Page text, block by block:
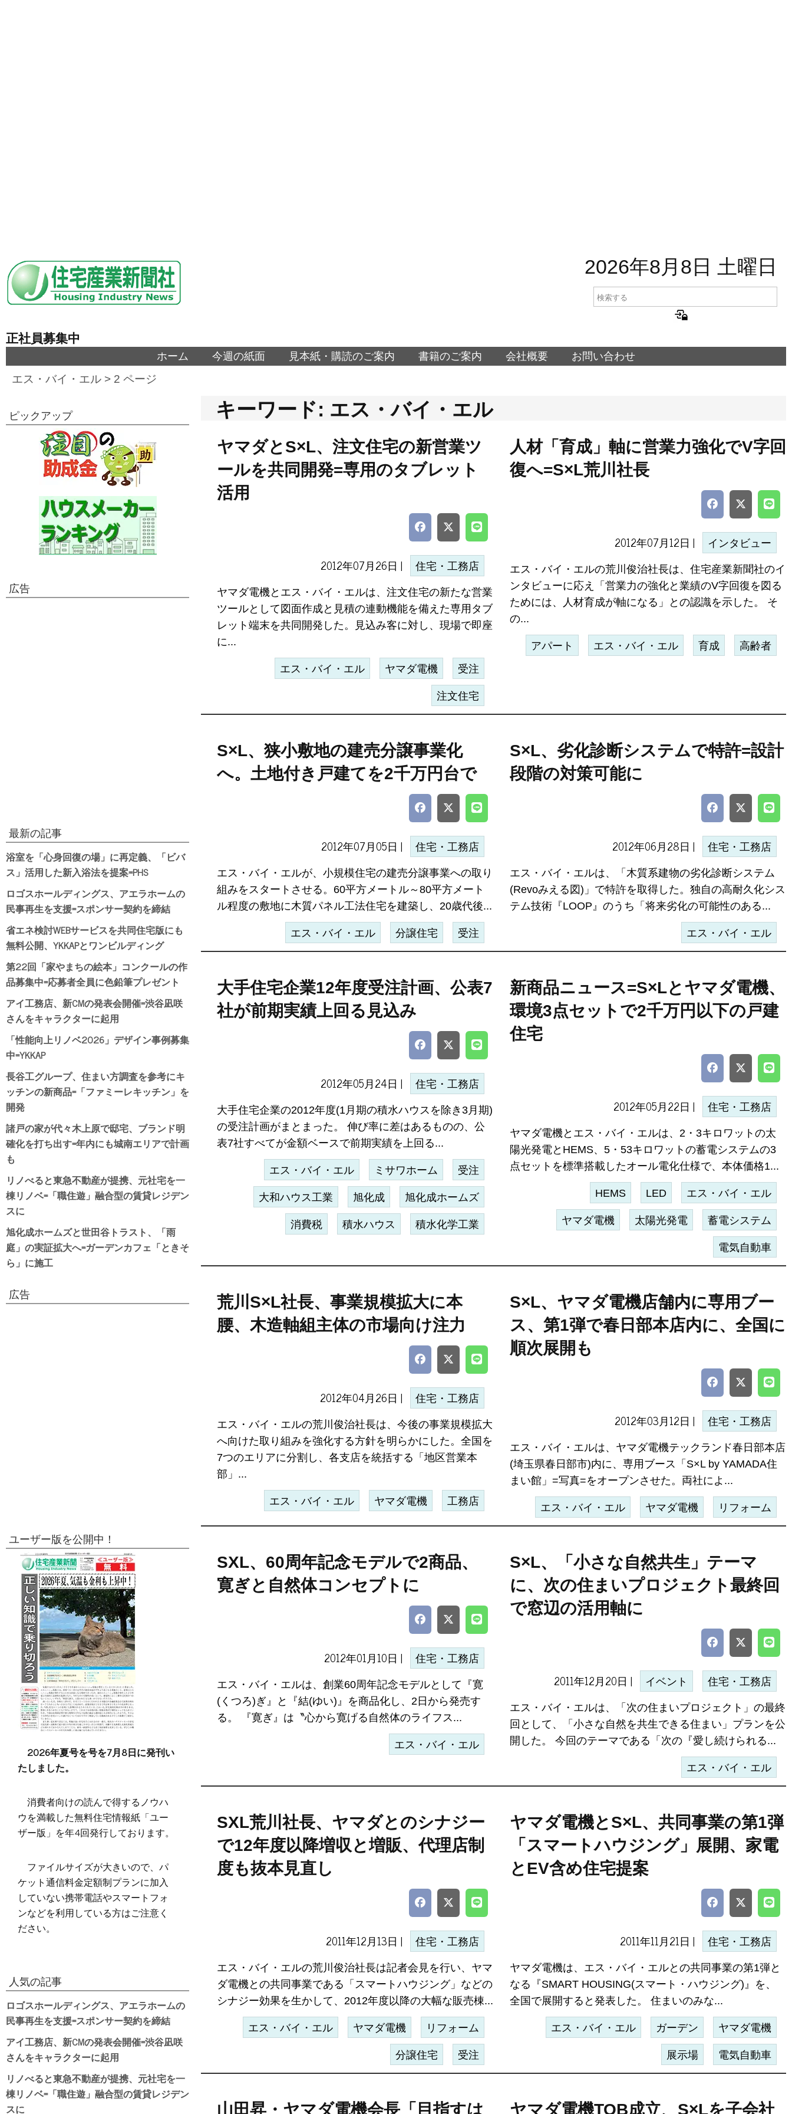
2026年8月8日 土曜日
正社員募集中
ホーム 今週の紙面 見本紙・購読のご案内 書籍のご案内 会社概要 お問い合わせ
エス・バイ・エル > 2 ページ
キーワード: エス・バイ・エル
ヤマダとS×L、注文住宅の新営業ツ
ールを共同開発=専用のタブレット
活用
2012年07月26日 | 住宅・工務店
ヤマダ電機とエス・バイ・エルは、注文住宅の新たな営業
ツールとして図面作成と見積の連動機能を備えた専用タブ
レット端末を共同開発した。見込み客に対し、現場で即座
に...
エス・バイ・エル ヤマダ電機 受注
注文住宅
人材「育成」軸に営業力強化でV字回
復へ=S×L荒川社長
2012年07月12日 | インタビュー
エス・バイ・エルの荒川俊治社長は、住宅産業新聞社のイ
ンタビューに応え「営業力の強化と業績のV字回復を図る
ためには、人材育成が軸になる」との認識を示した。 そ
の...
アパート エス・バイ・エル 育成 高齢者
S×L、狭小敷地の建売分譲事業化
へ。土地付き戸建てを2千万円台で
2012年07月05日 | 住宅・工務店
エス・バイ・エルが、小規模住宅の建売分譲事業への取り
組みをスタートさせる。60平方メートル～80平方メート
ル程度の敷地に木質パネル工法住宅を建築し、20歳代後...
エス・バイ・エル 分譲住宅 受注
S×L、劣化診断システムで特許=設計
段階の対策可能に
2012年06月28日 | 住宅・工務店
エス・バイ・エルは、「木質系建物の劣化診断システム
(Revoみえる図)」で特許を取得した。独自の高耐久化シス
テム技術『LOOP』のうち「将来劣化の可能性のある...
エス・バイ・エル
大手住宅企業12年度受注計画、公表7
社が前期実績上回る見込み
2012年05月24日 | 住宅・工務店
大手住宅企業の2012年度(1月期の積水ハウスを除き3月期)
の受注計画がまとまった。 伸び率に差はあるものの、公
表7社すべてが金額ベースで前期実績を上回る...
エス・バイ・エル ミサワホーム 受注
大和ハウス工業 旭化成 旭化成ホームズ
消費税 積水ハウス 積水化学工業
新商品ニュース=S×Lとヤマダ電機、
環境3点セットで2千万円以下の戸建
住宅
2012年05月22日 | 住宅・工務店
ヤマダ電機とエス・バイ・エルは、2・3キロワットの太
陽光発電とHEMS、5・53キロワットの蓄電システムの3
点セットを標準搭載したオール電化仕様で、本体価格1...
HEMS LED エス・バイ・エル
ヤマダ電機 太陽光発電 蓄電システム
電気自動車
荒川S×L社長、事業規模拡大に本
腰、木造軸組主体の市場向け注力
2012年04月26日 | 住宅・工務店
エス・バイ・エルの荒川俊治社長は、今後の事業規模拡大
へ向けた取り組みを強化する方針を明らかにした。全国を
7つのエリアに分割し、各支店を統括する「地区営業本
部」...
エス・バイ・エル ヤマダ電機 工務店
S×L、ヤマダ電機店舗内に専用ブー
ス、第1弾で春日部本店内に、全国に
順次展開も
2012年03月12日 | 住宅・工務店
エス・バイ・エルは、ヤマダ電機テックランド春日部本店
(埼玉県春日部市)内に、専用ブース「S×L by YAMADA住
まい館」=写真=をオープンさせた。両社によ...
エス・バイ・エル ヤマダ電機 リフォーム
SXL、60周年記念モデルで2商品、
寛ぎと自然体コンセプトに
2012年01月10日 | 住宅・工務店
エス・バイ・エルは、創業60周年記念モデルとして『寛
(くつろ)ぎ』と『結(ゆい)』を商品化し、2日から発売す
る。 『寛ぎ』は〝心から寛げる自然体のライフス...
エス・バイ・エル
S×L、「小さな自然共生」テーマ
に、次の住まいプロジェクト最終回
で窓辺の活用軸に
2011年12月20日 | イベント 住宅・工務店
エス・バイ・エルは、「次の住まいプロジェクト」の最終
回として、「小さな自然を共生できる住まい」プランを公
開した。 今回のテーマである「次の『愛し続けられる...
エス・バイ・エル
SXL荒川社長、ヤマダとのシナジー
で12年度以降増収と増販、代理店制
度も抜本見直し
2011年12月13日 | 住宅・工務店
エス・バイ・エルの荒川俊治社長は記者会見を行い、ヤマ
ダ電機との共同事業である「スマートハウジング」などの
シナジー効果を生かして、2012年度以降の大幅な販売棟...
エス・バイ・エル ヤマダ電機 リフォーム
分譲住宅 受注
ヤマダ電機とS×L、共同事業の第1弾
「スマートハウジング」展開、家電
とEV含め住宅提案
2011年11月21日 | 住宅・工務店
ヤマダ電機は、エス・バイ・エルとの共同事業の第1弾と
なる『SMART HOUSING(スマート・ハウジング)』を、
全国で展開すると発表した。 住まいのみな...
エス・バイ・エル ガーデン ヤマダ電機
展示場 電気自動車
山田昇・ヤマダ電機会長「目指すは ヤマダ電機TOB成立、S×Lを子会社
ピックアップ
広告
最新の記事
浴室を「心身回復の場」に再定義、「ビバ
ス」活用した新入浴法を提案=PHS
ロゴスホールディングス、アエラホームの
民事再生を支援=スポンサー契約を締結
省エネ検討WEBサービスを共同住宅版にも
無料公開、YKKAPとワンビルディング
第22回「家やまちの絵本」コンクールの作
品募集中=応募者全員に色鉛筆プレゼント
アイ工務店、新CMの発表会開催=渋谷凪咲
さんをキャラクターに起用
「性能向上リノベ2026」デザイン事例募集
中=YKKAP
長谷工グループ、住まい方調査を参考にキ
ッチンの新商品=「ファミーレキッチン」を
開発
諸戸の家が代々木上原で邸宅、ブランド明
確化を打ち出す=年内にも城南エリアで計画
も
リノべると東急不動産が提携、元社宅を一
棟リノベ=「職住遊」融合型の賃貸レジデン
スに
旭化成ホームズと世田谷トラスト、「雨
庭」の実証拡大へ=ガーデンカフェ「ときそ
ら」に施工
広告
ユーザー版を公開中！
2026年夏号を号を7月8日に発刊い
たしました。
消費者向けの読んで得するノウハ
ウを満載した無料住宅情報紙「ユー
ザー版」を年4回発行しております。
ファイルサイズが大きいので、パ
ケット通信料金定額制プランに加入
していない携帯電話やスマートフォ
ンなどを利用している方はご注意く
ださい。
人気の記事
ロゴスホールディングス、アエラホームの
民事再生を支援=スポンサー契約を締結
アイ工務店、新CMの発表会開催=渋谷凪咲
さんをキャラクターに起用
リノべると東急不動産が提携、元社宅を一
棟リノベ=「職住遊」融合型の賃貸レジデン
スに